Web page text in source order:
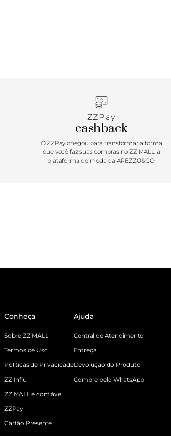
ZZPay
cashback
O ZZPay chegou para transformar a forma
que você faz suas compras no ZZ MALL, a
plataforma de moda da AREZZO&CO.
Conheça
Sobre ZZ MALL
Termos de Uso
Políticas de Privacidade
ZZ Influ
ZZ MALL é confiável
ZZPay
Cartão Presente
Ajuda
Central de Atendimento
Entrega
Devolução do Produto
Compre pelo WhatsApp